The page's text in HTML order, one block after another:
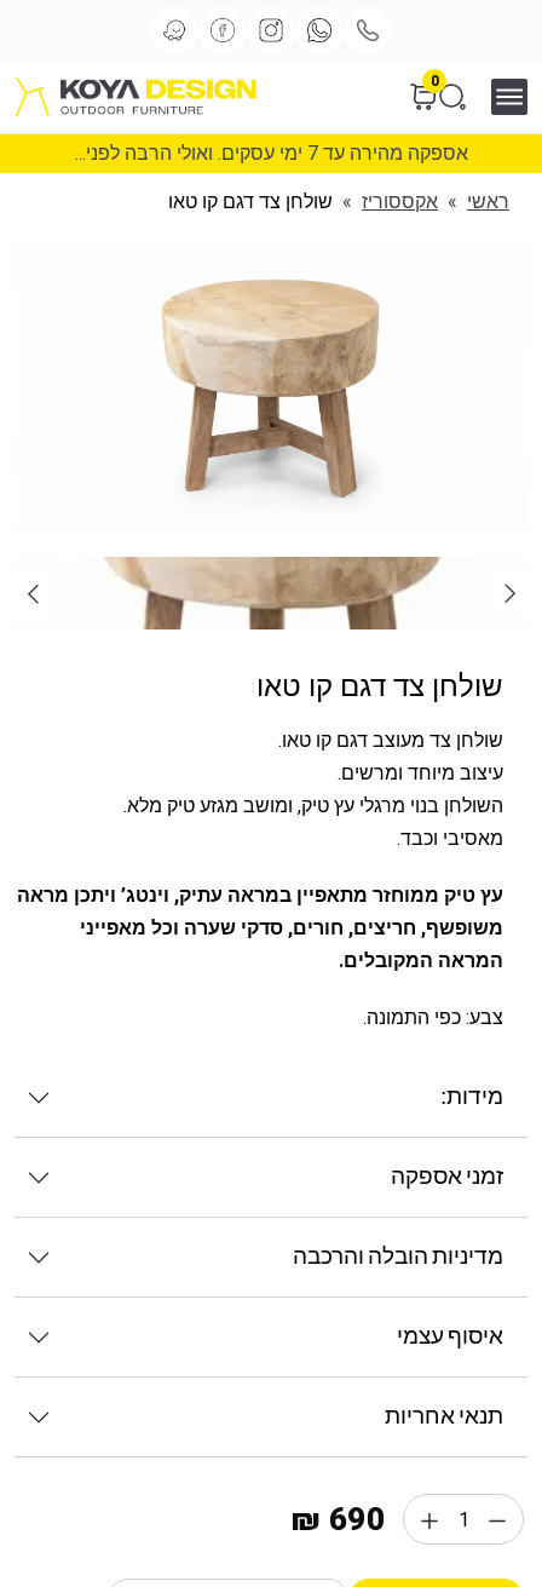
0
אספקה מהירה עד 7 ימי עסקים. ואולי הרבה לפני...
ראשי » אקססוריז » שולחן צד דגם קו טאו
שולחן צד דגם קו טאו
שולחן צד מעוצב דגם קו טאו.
עיצוב מיוחד ומרשים.
השולחן בנוי מרגלי עץ טיק, ומושב מגזע טיק מלא.
מאסיבי וכבד.
עץ טיק ממוחזר מתאפיין במראה עתיק, וינטג’ ויתכן מראה
משופשף, חריצים, חורים, סדקי שערה וכל מאפייני
המראה המקובלים.
צבע: כפי התמונה.
מידות:
זמני אספקה
מדיניות הובלה והרכבה
איסוף עצמי
תנאי אחריות
690 ₪